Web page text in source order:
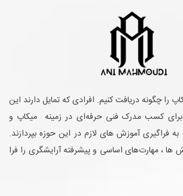
را چگونه دریافت کنیم. افرادی که تمایل دارند این
برای کسب مدرک فنی حرفه‌ای در زمینه میکاپ و
فراگیری آموزش های لازم در این حوزه بپردازند.
، مهارت‌های اساسی و پیشرفته آرایشگری را فرا